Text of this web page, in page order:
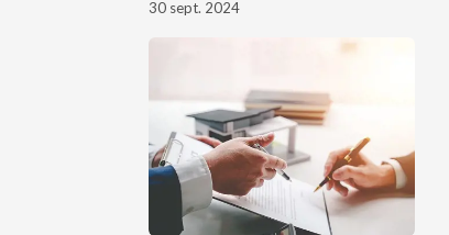
30 sept. 2024